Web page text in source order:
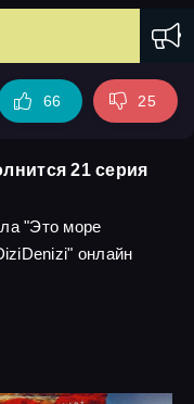
66 25
21 серия
"Это море
онлайн